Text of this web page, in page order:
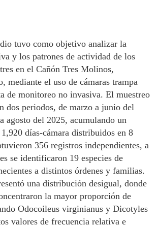
tuvo como objetivo analizar la
y los patrones de actividad de los
en el Cañón Tres Molinos,
mediante el uso de cámaras trampa
de monitoreo no invasiva. El muestreo
dos periodos, de marzo a junio del
agosto del 2025, acumulando un
días-cámara distribuidos en 8
356 registros independientes, a
se identificaron 19 especies de
a distintos órdenes y familias.
una distribución desigual, donde
la mayor proporción de
Odocoileus virginianus y Dicotyles
valores de frecuencia relativa e